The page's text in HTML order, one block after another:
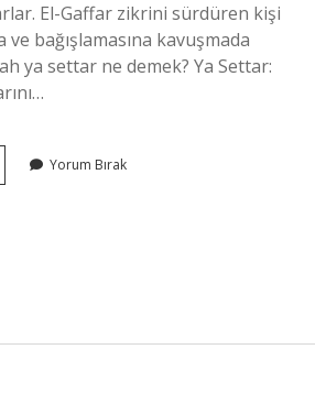
El-Gaffar zikrini sürdüren kişi
ve bağışlamasına kavuşmada
ya settar ne demek? Ya Settar:
Yorum Bırak